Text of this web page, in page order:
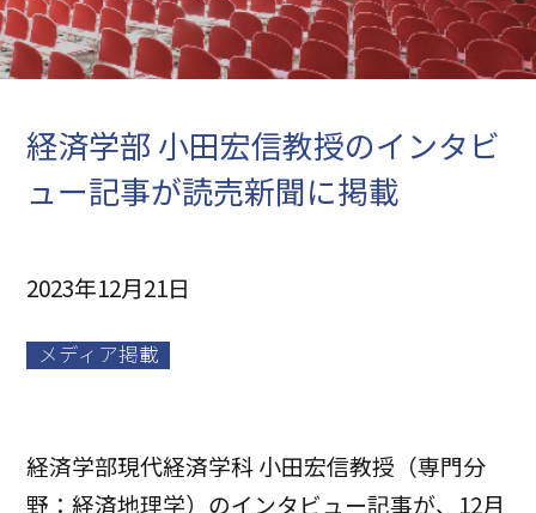
経済学部 小田宏信教授のインタビ
ュー記事が読売新聞に掲載
2023年12月21日
メディア掲載
経済学部現代経済学科 小田宏信教授（専門分
野：経済地理学）のインタビュー記事が、12月